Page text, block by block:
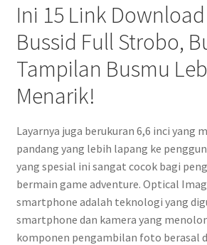
Ini 15 Link
Bussid Full Strobo,
Tampilan Busmu
Menarik!
Layarnya juga berukuran 6,6 inci yang
pandang yang lebih lapang ke
yang spesial ini sangat cocok bagi
bermain game adventure. Optical
smartphone adalah teknologi yang
smartphone dan kamera yang
komponen pengambilan foto berasal